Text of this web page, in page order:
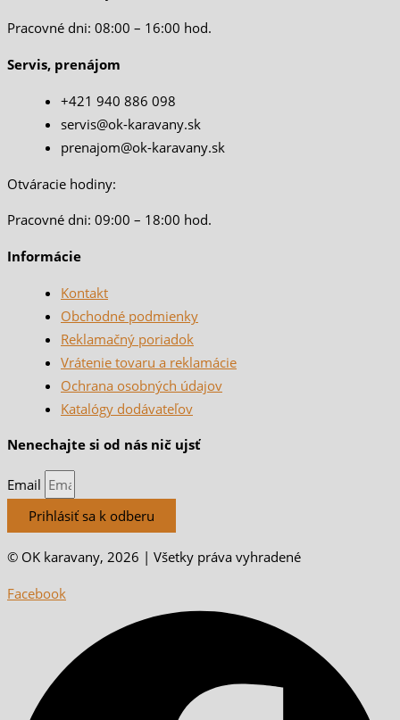
Pracovné dni: 08:00 – 16:00 hod.
Servis, prenájom
+421 940 886 098
servis@ok-karavany.sk
prenajom@ok-karavany.sk
Otváracie hodiny:
Pracovné dni: 09:00 – 18:00 hod.
Informácie
Kontakt
Obchodné podmienky
Reklamačný poriadok
Vrátenie tovaru a reklamácie
Ochrana osobných údajov
Katalógy dodávateľov
Nenechajte si od nás nič ujsť
Email
Prihlásiť sa k odberu
© OK karavany, 2026 | Všetky práva vyhradené
Facebook